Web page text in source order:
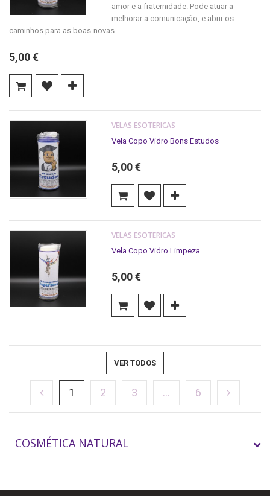
amor e a fraternidade. Pode atuar a
melhorar a comunicação, e abrir os
caminhos para as boas-novas.
5,00 €
VELAS ESOTERICAS
Vela Copo Vidro Bons Estudos
5,00 €
VELAS ESOTERICAS
Vela Copo Vidro Limpeza...
5,00 €
VER TODOS
1 2 3 ... 6
COSMÉTICA NATURAL